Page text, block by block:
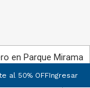
en Parque Miramar
al 50% OFFIngresar